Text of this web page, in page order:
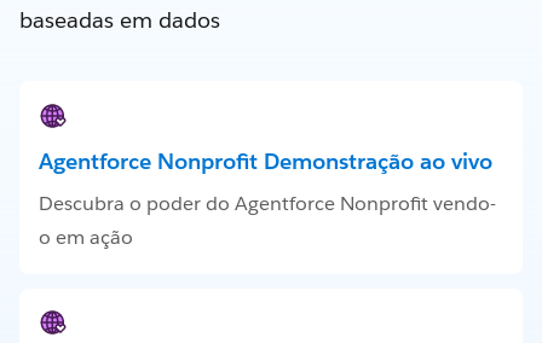
baseadas em dados
Agentforce Nonprofit Demonstração ao vivo
Descubra o poder do Agentforce Nonprofit vendo-
o em ação